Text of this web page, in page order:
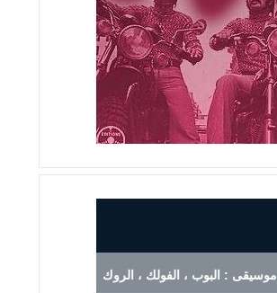
موسيقى : البوب ، الفولك ، الروك